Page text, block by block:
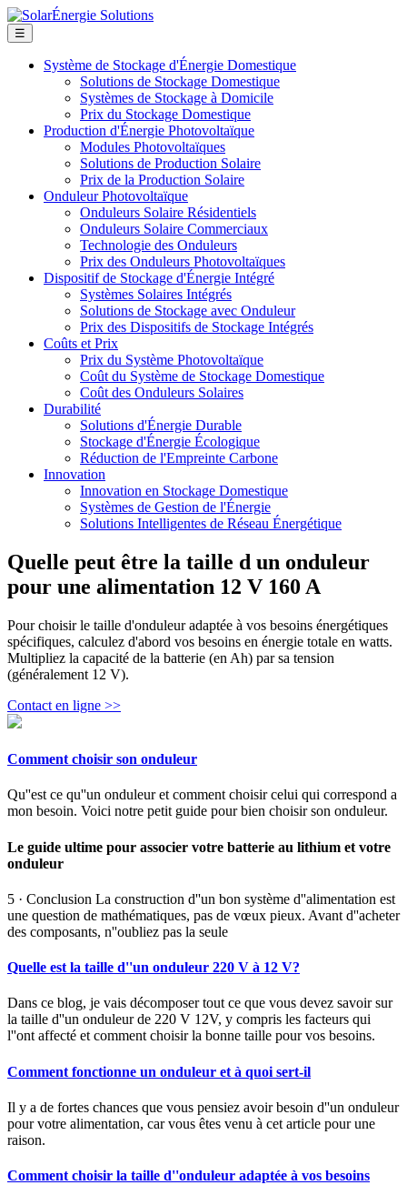
☰
Système de Stockage d'Énergie Domestique
Solutions de Stockage Domestique
Systèmes de Stockage à Domicile
Prix du Stockage Domestique
Production d'Énergie Photovoltaïque
Modules Photovoltaïques
Solutions de Production Solaire
Prix de la Production Solaire
Onduleur Photovoltaïque
Onduleurs Solaire Résidentiels
Onduleurs Solaire Commerciaux
Technologie des Onduleurs
Prix des Onduleurs Photovoltaïques
Dispositif de Stockage d'Énergie Intégré
Systèmes Solaires Intégrés
Solutions de Stockage avec Onduleur
Prix des Dispositifs de Stockage Intégrés
Coûts et Prix
Prix du Système Photovoltaïque
Coût du Système de Stockage Domestique
Coût des Onduleurs Solaires
Durabilité
Solutions d'Énergie Durable
Stockage d'Énergie Écologique
Réduction de l'Empreinte Carbone
Innovation
Innovation en Stockage Domestique
Systèmes de Gestion de l'Énergie
Solutions Intelligentes de Réseau Énergétique
Quelle peut être la taille d un onduleur
pour une alimentation 12 V 160 A
Pour choisir le taille d'onduleur adaptée à vos besoins énergétiques
spécifiques, calculez d'abord vos besoins en énergie totale en watts.
Multipliez la capacité de la batterie (en Ah) par sa tension
(généralement 12 V).
Contact en ligne >>
Comment choisir son onduleur
Qu''est ce qu''un onduleur et comment choisir celui qui correspond a
mon besoin. Voici notre petit guide pour bien choisir son onduleur.
Le guide ultime pour associer votre batterie au lithium et votre
onduleur
5 · Conclusion La construction d''un bon système d''alimentation est
une question de mathématiques, pas de vœux pieux. Avant d''acheter
des composants, n''oubliez pas la seule
Quelle est la taille d''un onduleur 220 V à 12 V?
Dans ce blog, je vais décomposer tout ce que vous devez savoir sur
la taille d''un onduleur de 220 V 12V, y compris les facteurs qui
l''ont affecté et comment choisir la bonne taille pour vos besoins.
Comment fonctionne un onduleur et à quoi sert-il
Il y a de fortes chances que vous pensiez avoir besoin d''un onduleur
pour votre alimentation, car vous êtes venu à cet article pour une
raison.
Comment choisir la taille d''onduleur adaptée à vos besoins